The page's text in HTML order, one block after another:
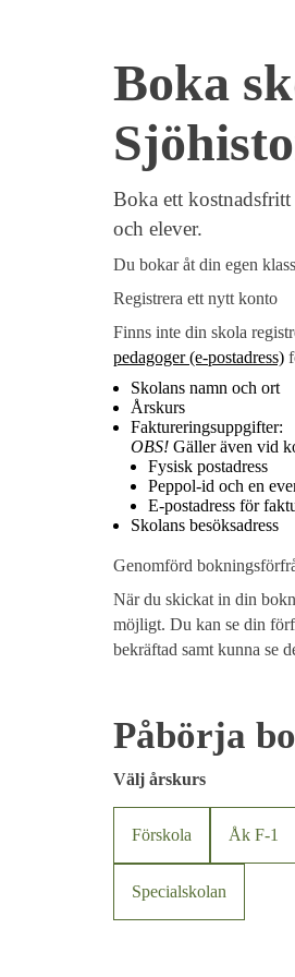
Boka
Boka ett
och elever.
Du bokar åt din egen
Registrera ett nytt konto
Finns inte din skola
pedagoger (e-postadress)
Skolans namn och ort
Årskurs
Faktureringsuppgifter:
OBS! Gäller även vid
Fysisk postadress
Peppol-id och en
E-postadress för
Skolans besöksadress
Genomförd
När du skickat in din
möjligt. Du kan se din
bekräftad samt kunna se
Påbörja
Välj årskurs
Förskola Åk F-1
Specialskolan